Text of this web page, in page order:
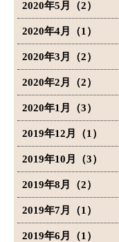
2020年5月（2）
2020年4月（1）
2020年3月（2）
2020年2月（2）
2020年1月（3）
2019年12月（1）
2019年10月（3）
2019年8月（2）
2019年7月（1）
2019年6月（1）